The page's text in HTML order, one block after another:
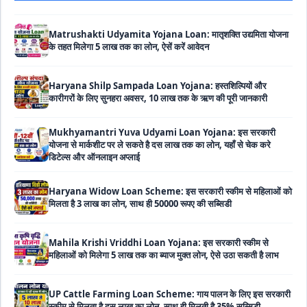
Haryana Shilp Sampada Loan Yojana: हस्तशिल्पियों और
कारीगरों के लिए सुनहरा अवसर, 10 लाख तक के ऋण की पूरी जानकारी
Mukhyamantri Yuva Udyami Loan Yojana: इस सरकारी
योजना से मार्कशीट पर ले सकते है दस लाख तक का लोन, यहाँ से चेक करे
Haryana Widow Loan Scheme: इस सरकारी स्कीम से महिलाओं को
मिलता है 3 लाख का लोन, साथ ही 50000 रूपए की सब्सिडी
Mahila Krishi Vriddhi Loan Yojana: इस सरकारी स्कीम से
महिलाओं को मिलेगा 5 लाख तक का ब्याज मुक्त लोन, ऐसे उठा सकती है लाभ
UP Cattle Farming Loan Scheme: गाय पालन के लिए इस सरकारी
स्कीम से मिलता है दस लाख का लोन, साथ ही मिलती है 35% सब्सिडी
EShram Card Loan Yojana: इस सरकारी स्कीम से मजदूरों को मिलता